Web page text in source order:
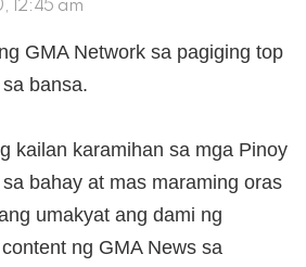
12:45 am
GMA Network sa pagiging top
bansa.
kailan karamihan sa mga Pinoy
bahay at mas maraming oras
umakyat ang dami ng
ng GMA News sa